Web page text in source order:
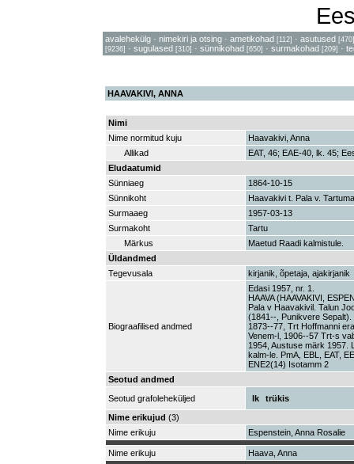
avalehekülg · nimekiri ja otsing · ametikohad [112] · asutused [470]
[9236] · sugulased [310] · sünnikohad [650] · surmakohad [209] ·
HAAVAKIVI, ANNA
Nimi
Nime normitud kuju
Haavakivi, Anna
Allikad
EAT, 46; EAE-40, lk. 45;
Eludaatumid
Sünniaeg
1864-10-15
Sünnikoht
Haavakivi t. Pala v.
Surmaaeg
1957-03-13
Surmakoht
Tartu
Märkus
Maetud Raadi kalmistule.
Üldandmed
Tegevusala
kirjanik, õpetaja, ajakirjanik
Biograafilised andmed
Edasi 1957, nr. 1.
HAAVA (HAAVAKIVI,
Pala v Haavakivil. Talun
(1841--, Punikvere
1873--77, Trt Hoffmanni
Venem-l, 1906--57 Trt-s
1954, Austuse märk 1957.
kalm-le. PmA, EBL, EAT,
ENE2(14) Isotamm 2
Seotud andmed
Seotud grafoleheküljed
lk
trükis
Nime erikujud (3)
Nime erikuju
Espenstein, Anna Rosalie
Nime erikuju Haava, Anna